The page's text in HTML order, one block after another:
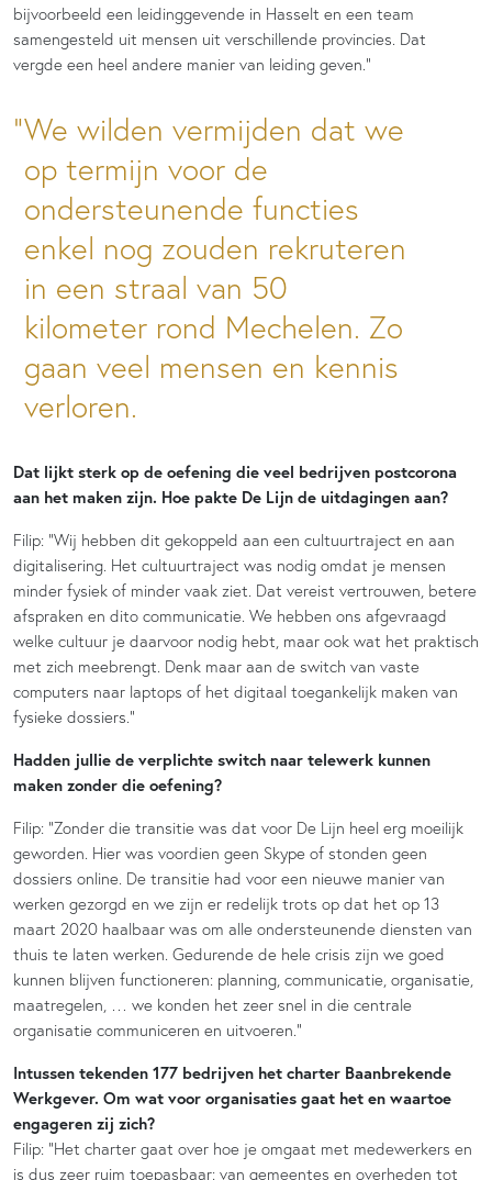
bijvoorbeeld een leidinggevende in Hasselt en een team
samengesteld uit mensen uit verschillende provincies. Dat
vergde een heel andere manier van leiding geven.”
We wilden vermijden dat we
op termijn voor de
ondersteunende functies
enkel nog zouden rekruteren
in een straal van 50
kilometer rond Mechelen. Zo
gaan veel mensen en kennis
verloren.
Dat lijkt sterk op de oefening die veel bedrijven postcorona
aan het maken zijn. Hoe pakte De Lijn de uitdagingen aan?
Filip: “Wij hebben dit gekoppeld aan een cultuurtraject en aan
digitalisering. Het cultuurtraject was nodig omdat je mensen
minder fysiek of minder vaak ziet. Dat vereist vertrouwen, betere
afspraken en dito communicatie. We hebben ons afgevraagd
welke cultuur je daarvoor nodig hebt, maar ook wat het praktisch
met zich meebrengt. Denk maar aan de switch van vaste
computers naar laptops of het digitaal toegankelijk maken van
fysieke dossiers.”
Hadden jullie de verplichte switch naar telewerk kunnen
maken zonder die oefening?
Filip: “Zonder die transitie was dat voor De Lijn heel erg moeilijk
geworden. Hier was voordien geen Skype of stonden geen
dossiers online. De transitie had voor een nieuwe manier van
werken gezorgd en we zijn er redelijk trots op dat het op 13
maart 2020 haalbaar was om alle ondersteunende diensten van
thuis te laten werken. Gedurende de hele crisis zijn we goed
kunnen blijven functioneren: planning, communicatie, organisatie,
maatregelen, … we konden het zeer snel in die centrale
organisatie communiceren en uitvoeren.”
Intussen tekenden 177 bedrijven het charter Baanbrekende
Werkgever. Om wat voor organisaties gaat het en waartoe
engageren zij zich?
Filip: “Het charter gaat over hoe je omgaat met medewerkers en
is dus zeer ruim toepasbaar: van gemeentes en overheden tot